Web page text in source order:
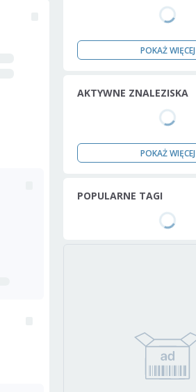
POKAŻ WIĘCEJ
AKTYWNE ZNALEZISKA
POKAŻ WIĘCEJ
POPULARNE TAGI